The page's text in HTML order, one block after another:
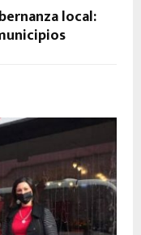
local: